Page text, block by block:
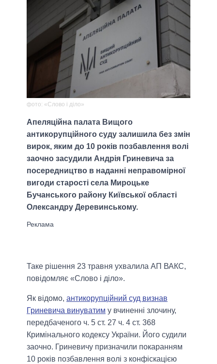
фото: «Слово і діло»
Апеляційна палата Вищого
антикорупційного суду залишила без змін
вирок, яким до 10 років позбавлення волі
заочно засудили Андрія Гриневича за
посередництво в наданні неправомірної
вигоди старості села Мироцьке
Бучанського району Київської області
Олександру Деревинському.
Таке рішення 23 травня ухвалила АП ВАКС,
повідомляє «Слово і діло».
Як відомо, антикорупційний суд визнав
Гриневича винуватим у вчиненні злочину,
передбаченого ч. 5 ст. 27 ч. 4 ст. 368
Кримінального кодексу України. Його судили
заочно. Гриневичу призначили покаранням
10 років позбавлення волі з конфіскацією